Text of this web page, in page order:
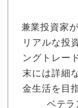
兼業投資家
リアルな投
ングトレー
末には詳細
金生活を目
ベテラ